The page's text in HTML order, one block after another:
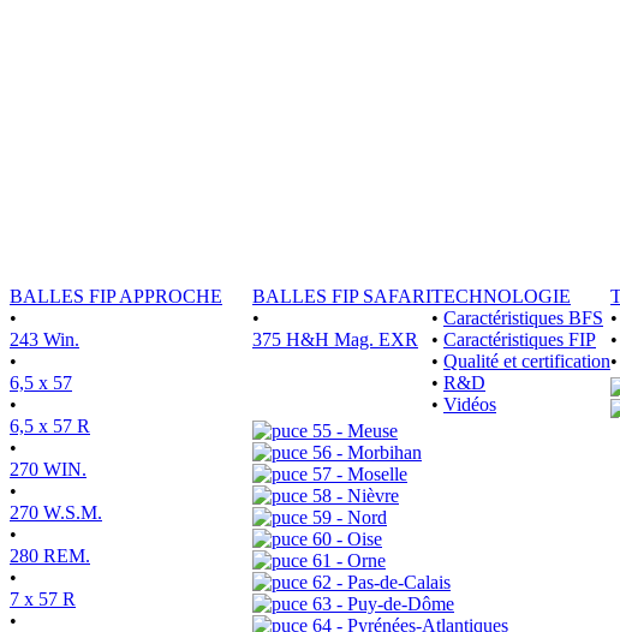
BALLES FIP APPROCHE
•
243 Win.
•
6,5 x 57
•
6,5 x 57 R
•
270 WIN.
•
270 W.S.M.
•
280 REM.
•
7 x 57 R
•
BALLES FIP SAFARI
•
375 H&H Mag. EXR
TECHNOLOGIE
• Caractéristiques BFS
• Caractéristiques FIP
• Qualité et certification
• R&D
• Vidéos
•
•
•
55 - Meuse
56 - Morbihan
57 - Moselle
58 - Nièvre
59 - Nord
60 - Oise
61 - Orne
62 - Pas-de-Calais
63 - Puy-de-Dôme
64 - Pyrénées-Atlantiques